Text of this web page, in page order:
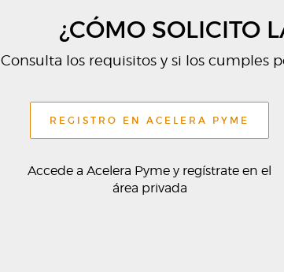
¿CÓMO SOLICITO
Consulta los requisitos y si los cumples
REGISTRO EN ACELERA PYME
Accede a Acelera Pyme y regístrate en el
área privada